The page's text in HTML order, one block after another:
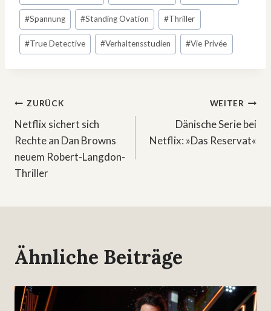
#Spannung #Standing Ovation #Thriller
#True Detective #Verhaltensstudien #Vie Privée
Beitragsnavigation
ZURÜCK
Netflix sichert sich
Rechte an Dan Browns
neuem Robert-Langdon-
Thriller
WEITER
Dänische Serie bei
Netflix: »Das Reservat«
Ähnliche Beiträge